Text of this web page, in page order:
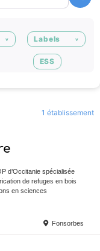
Labels
ESS
1 établissement
d’Occitanie spécialisée
de refuges en bois
en sciences
Fonsorbes